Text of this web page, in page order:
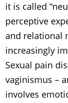
it is called
perceptive
and relational
increasingly
Sexual pain
vaginismus –
involves